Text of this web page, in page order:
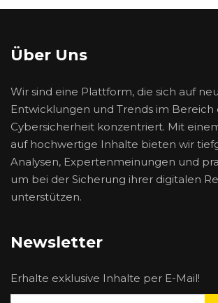
Über Uns
Wir sind eine Plattform, die sich auf
Entwicklungen und Trends im Bereich
Cybersicherheit konzentriert. Mit
auf hochwertige Inhalte bieten wir
Analysen, Expertenmeinungen und
um bei der Sicherung ihrer digitalen
unterstützen.
Newsletter
Erhalte exklusive Inhalte per E-Mail!